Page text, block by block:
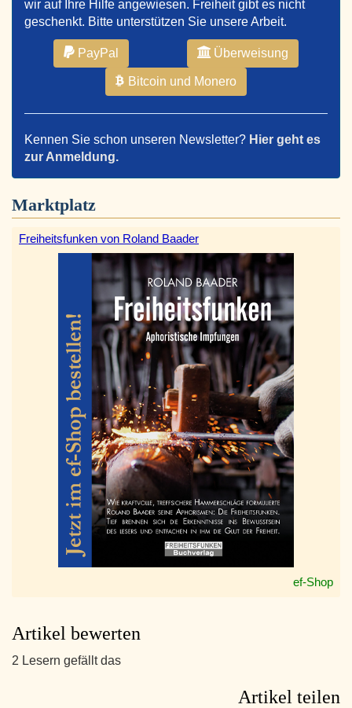
wir auf Ihre Hilfe angewiesen. Freiheit gibt es nicht
geschenkt. Bitte unterstützen Sie unsere Arbeit.
PayPal Überweisung
Bitcoin und Monero
Kennen Sie schon unseren Newsletter? Hier geht es
zur Anmeldung.
Marktplatz
Freiheitsfunken von Roland Baader
ef-Shop
Artikel bewerten
2 Lesern gefällt das
Artikel teilen